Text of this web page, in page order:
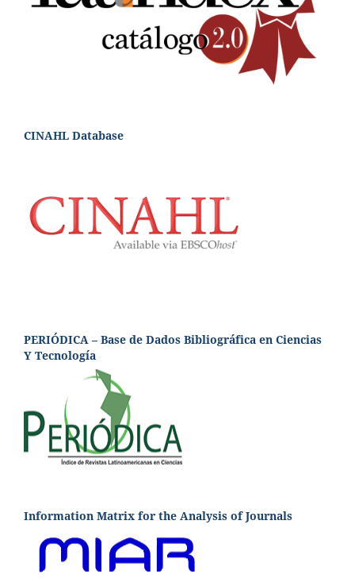
CINAHL Database
PERIÓDICA – Base de Dados Bibliográfica en Ciencias
Y Tecnología
Information Matrix for the Analysis of Journals